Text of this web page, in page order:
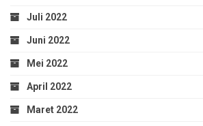
Juli 2022
Juni 2022
Mei 2022
April 2022
Maret 2022